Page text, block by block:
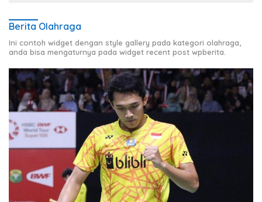
Berita Olahraga
Ini contoh widget dengan style gallery pada kategori olahraga,
anda bisa mengaturnya pada widget recent post wpberita.